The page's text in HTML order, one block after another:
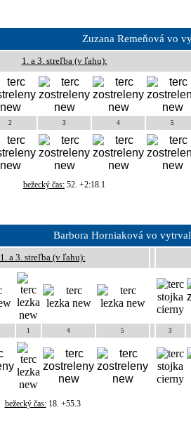
Zuzana Remeňová vo
1. a 3. streľba (v ľahu):
2 3 4 5
bežecký čas: 52. +2:18.1
Barbora Horniaková vo
1. a 3. streľba (v ľahu):
1 4 5 3
bežecký čas:18. +55.3